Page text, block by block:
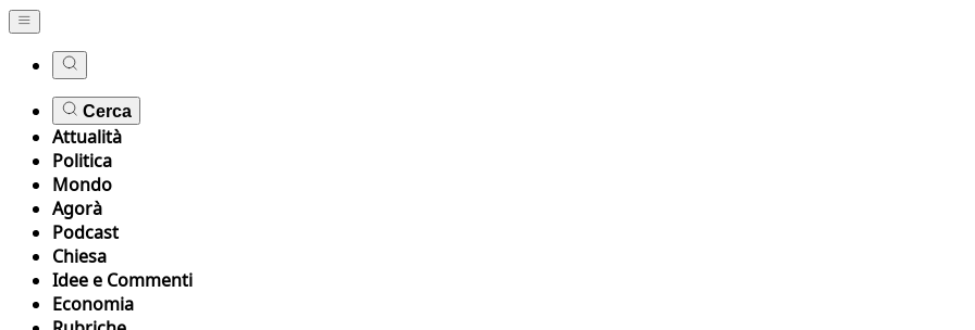
Cerca
Attualità
Politica
Mondo
Agorà
Podcast
Chiesa
Idee e Commenti
Economia